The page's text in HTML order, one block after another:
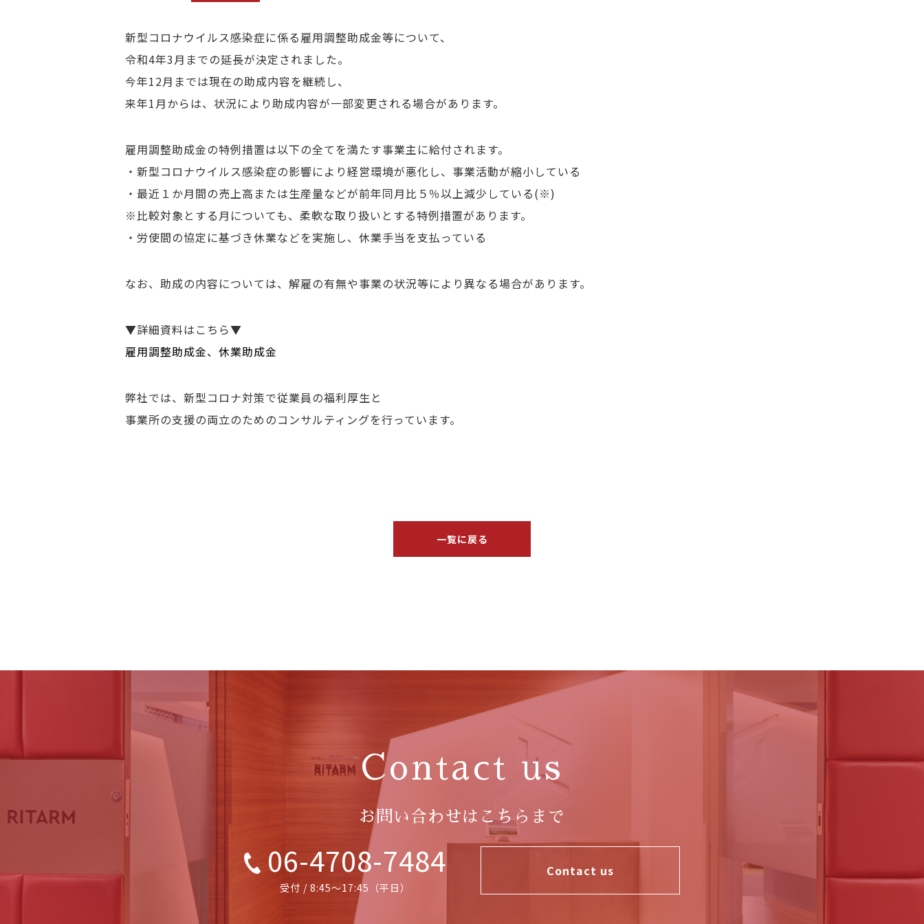
新型コロナウイルス感染症に係る雇用調整助成金等について、
令和4年3月までの延長が決定されました。
今年12月までは現在の助成内容を継続し、
来年1月からは、状況により助成内容が一部変更される場合があります。
雇用調整助成金の特例措置は以下の全てを満たす事業主に給付されます。
・新型コロナウイルス感染症の影響により経営環境が悪化し、事業活動が縮小している
・最近１か月間の売上高または生産量などが前年同月比５％以上減少している(※)
※比較対象とする月についても、柔軟な取り扱いとする特例措置があります。
・労使間の協定に基づき休業などを実施し、休業手当を支払っている
なお、助成の内容については、解雇の有無や事業の状況等により異なる場合があります。
▼詳細資料はこちら▼
雇用調整助成金、休業助成金
弊社では、新型コロナ対策で従業員の福利厚生と
事業所の支援の両立のためのコンサルティングを行っています。
一覧に戻る
Contact us
お問い合わせはこちらまで
06-4708-7484
受付 / 8:45〜17:45（平日）
Contact us